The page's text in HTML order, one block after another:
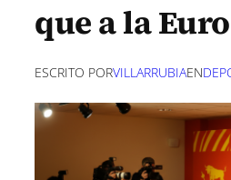
que a la
ESCRITO PORVILLARRUBIAEN